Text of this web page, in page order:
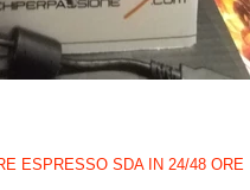
ESPRESSO SDA IN 24/48 ORE